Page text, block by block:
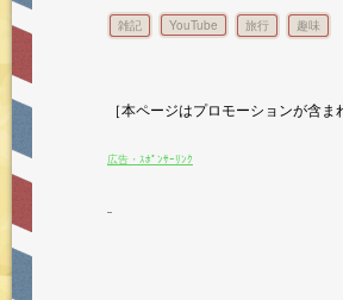
雑記 YouTube 旅行 趣味
［本ページはプロモーションが含ま
広告・ｽﾎﾟﾝｻｰﾘﾝｸ